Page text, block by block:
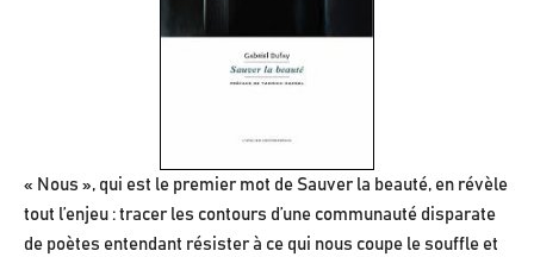
« Nous », qui est le premier mot de Sauver la beauté, en révèle
tout l’enjeu : tracer les contours d’une communauté disparate
de poètes entendant résister à ce qui nous coupe le souffle et